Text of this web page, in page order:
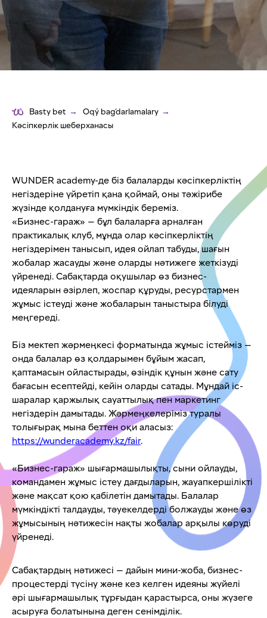
Basty bet → Oqý baǵdarlamalary →
Кәсіпкерлік шеберханасы
WUNDER academy-де біз балаларды кәсіпкерліктің
негіздеріне үйретіп қана қоймай, оны тәжірибе
жүзінде қолдануға мүмкіндік береміз.
«Бизнес-гараж» — бұл балаларға арналған
практикалық клуб, мұнда олар кәсіпкерліктің
негіздерімен танысып, идея ойлап табуды, шағын
жобалар жасауды және оларды нәтижеге жеткізуді
үйренеді. Сабақтарда оқушылар өз бизнес-
идеяларын әзірлеп, жоспар құруды, ресурстармен
жұмыс істеуді және жобаларын таныстыра білуді
меңгереді.
Біз мектеп жәрмеңкесі форматында жұмыс істейміз —
онда балалар өз қолдарымен бұйым жасап,
қаптамасын ойластырады, өзіндік құнын және сату
бағасын есептейді, кейін оларды сатады. Мұндай іс-
шаралар қаржылық сауаттылық пен маркетинг
негіздерін дамытады. Жәрмеңкелеріміз туралы
толығырақ мына беттен оқи аласыз:
https://wunderacademy.kz/fair.
«Бизнес-гараж» шығармашылықты, сыни ойлауды,
командамен жұмыс істеу дағдыларын, жауапкершілікті
және мақсат қою қабілетін дамытады. Балалар
мүмкіндікті талдауды, тәуекелдерді болжауды және өз
жұмысының нәтижесін нақты жобалар арқылы көруді
үйренеді.
Сабақтардың нәтижесі — дайын мини-жоба, бизнес-
процестерді түсіну және кез келген идеяны жүйелі
әрі шығармашылық тұрғыдан қарастырса, оны жүзеге
асыруға болатынына деген сенімділік.